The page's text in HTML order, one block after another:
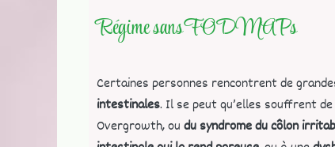
Régime sans FODMAPs
Certaines personnes rencontrent de
intestinales. Il se peut qu’elles souffrent de
Overgrowth, ou du syndrome du côlon